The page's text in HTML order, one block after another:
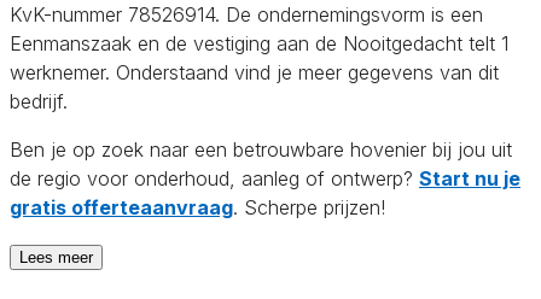
KvK-nummer 78526914. De ondernemingsvorm is een
Eenmanszaak en de vestiging aan de Nooitgedacht telt 1
werknemer. Onderstaand vind je meer gegevens van dit
bedrijf.
Ben je op zoek naar een betrouwbare hovenier bij jou uit
de regio voor onderhoud, aanleg of ontwerp? Start nu je
gratis offerteaanvraag. Scherpe prijzen!
Lees meer